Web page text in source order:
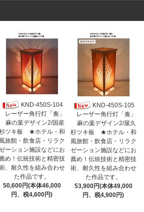
KND-450S-104
レーザー角行灯「奏」
麻の葉デザイン2/国産
ツキ板 ★ホテル・和
風旅館・飲食店・リラク
ーション施設などにお
め！伝統技術と精密技
、耐久性を組み合わせ
た作品です。
50,600円(本体46,000
円、税4,600円)
KND-450S-105
レーザー角行灯「奏」
麻の葉デザイン2/屋久
杉ツキ板 ★ホテル・和
風旅館・飲食店・リラク
ゼーション施設などにお
薦め！伝統技術と精密技
術、耐久性を組み合わせ
た作品です。
53,900円(本体49,000
円、税4,900円)